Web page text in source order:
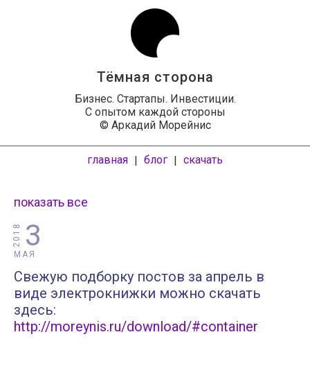
Тёмная сторона
Бизнес. Стартапы. Инвестиции.
С опытом каждой стороны
© Аркадий Морейнис
главная | блог | скачать
показать все
3
МАЯ
2018
Свежую подборку постов за апрель в
виде электрокнижки можно скачать
здесь:
http://moreynis.ru/download/#container